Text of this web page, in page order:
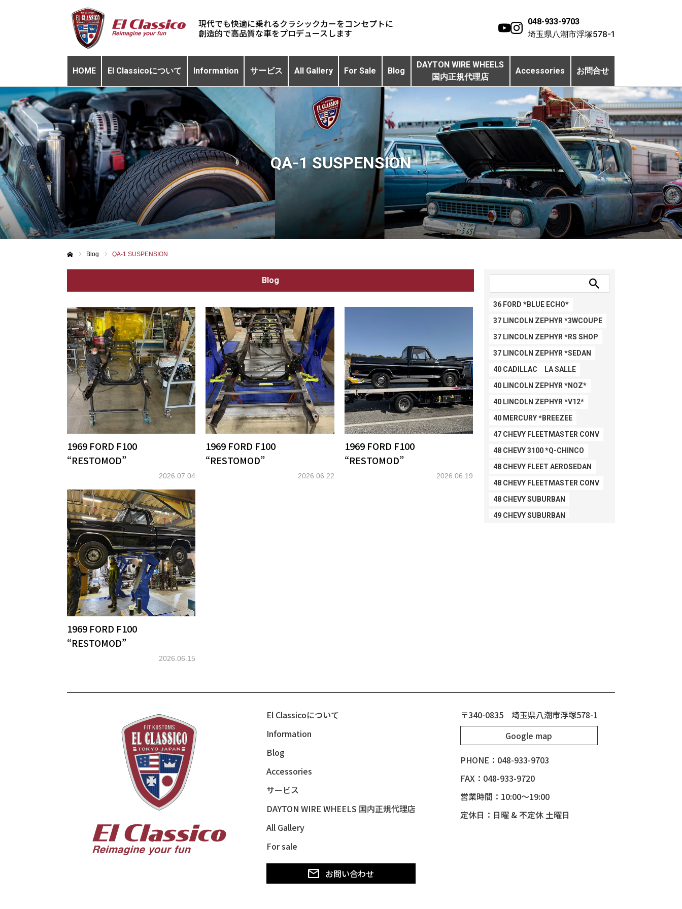
現代でも快適に乗れるクラシックカーをコンセプトに 048-933-9703
埼玉県八潮市浮塚578-1
HOME El Classicoについて Information サービス All Gallery For Sale Blog
DAYTON WIRE WHEELS
国内正規代理店
Accessories お問合せ
QA-1 SUSPENSION
Blog QA-1 SUSPENSION
Blog
1969 FORD F100
“RESTOMOD”
2026.07.04
1969 FORD F100
“RESTOMOD”
2026.06.22
1969 FORD F100
“RESTOMOD”
2026.06.19
1969 FORD F100
“RESTOMOD”
2026.06.15
36 FORD *BLUE ECHO*
37 LINCOLN ZEPHYR *3WCOUPE
37 LINCOLN ZEPHYR *RS SHOP
37 LINCOLN ZEPHYR *SEDAN
40 CADILLAC LA SALLE
40 LINCOLN ZEPHYR *NOZ*
40 LINCOLN ZEPHYR *V12*
40 MERCURY *BREEZEE
47 CHEVY FLEETMASTER CONV
48 CHEVY 3100 *Q-CHINCO
48 CHEVY FLEET AEROSEDAN
48 CHEVY FLEETMASTER CONV
48 CHEVY SUBURBAN
49 CHEVY SUBURBAN
54 CHEVY BEL-AIR
54 CHEVY SUBURBAN
54 CHEVY TIN WOODIE WAGON
55 BUICK ROADMASTER
55 CHEVY 210
55 CHEVY HANDYMAN WAGON
El Classicoについて
Information
Blog
Accessories
サービス
DAYTON WIRE WHEELS 国内正規代理店
All Gallery
For sale
お問い合わせ
〒340-0835 埼玉県八潮市浮塚578-1
Google map
PHONE：048-933-9703
FAX：048-933-9720
営業時間：10:00～19:00
定休日：日曜 & 不定休 土曜日